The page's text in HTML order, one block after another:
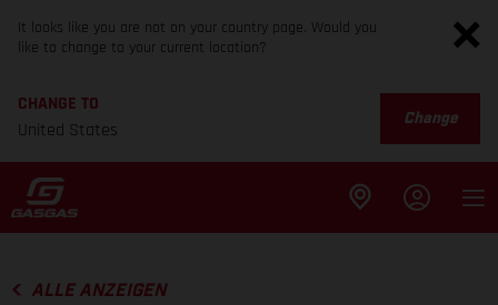
It looks like you are not on your country page. Would you
like to change to your current location?
CHANGE TO
United States
Change
ALLE ANZEIGEN